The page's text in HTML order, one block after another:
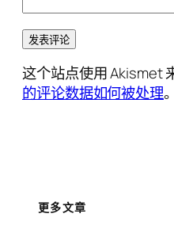
这个站点使用 Akismet
的评论数据如何被处理。
更多文章